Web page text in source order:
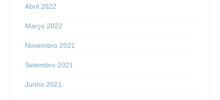
Abril 2022
Março 2022
Novembro 2021
Setembro 2021
Junho 2021